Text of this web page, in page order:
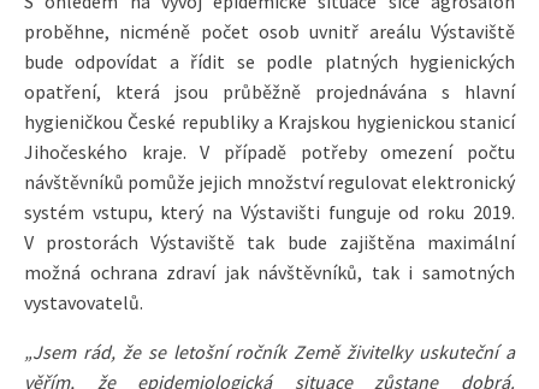
proběhne, nicméně počet osob uvnitř areálu Výstaviště
bude odpovídat a řídit se podle platných hygienických
opatření, která jsou průběžně projednávána s hlavní
hygieničkou České republiky a Krajskou hygienickou stanicí
Jihočeského kraje. V případě potřeby omezení počtu
návštěvníků pomůže jejich množství regulovat elektronický
systém vstupu, který na Výstavišti funguje od roku 2019.
V prostorách Výstaviště tak bude zajištěna maximální
možná ochrana zdraví jak návštěvníků, tak i samotných
vystavovatelů.
„Jsem rád, že se letošní ročník Země živitelky uskuteční a
věřím, že epidemiologická situace zůstane dobrá.